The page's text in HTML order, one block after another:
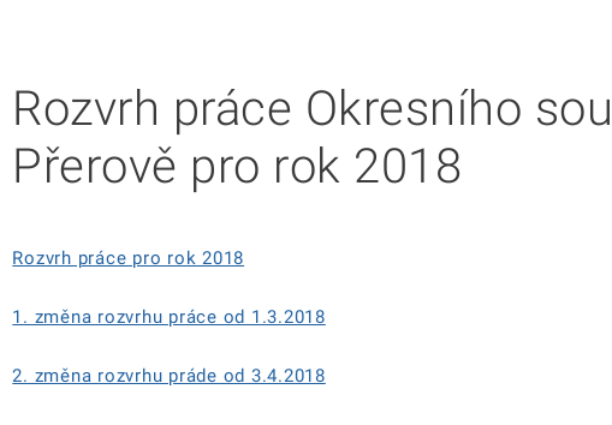
Rozvrh práce Okresního
Přerově pro rok 2018
Rozvrh práce pro rok 2018
1. změna rozvrhu práce od 1.3.2018
2. změna rozvrhu práde od 3.4.2018